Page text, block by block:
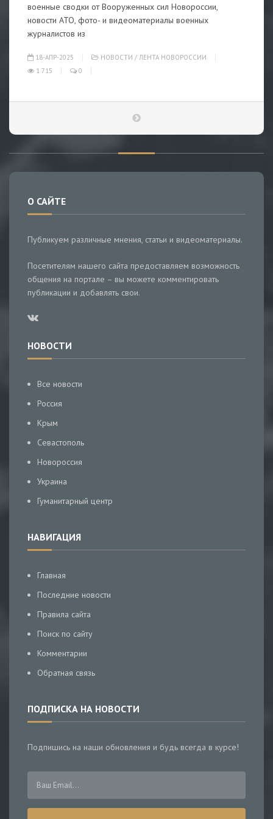
военные сводки от Вооруженных сил Новороссии,
новости АТО, фото- и видеоматериалы военных
журналистов из
18-АПР-2025 НОВОСТИ / ЛЕНТА НОВОРОССИИ
1 715
0
О САЙТЕ
Публикуем различные мнения, статьи и видеоматериалы.
Посетителям нашего сайта предоставляем возможность
общения на портале – вы можете комментировать
публикации и добавлять свои.
НОВОСТИ
Все новости
Россия
Крым
Севастополь
Новороссия
Украина
Гуманитарный центр
НАВИГАЦИЯ
Главная
Последние новости
Правила сайта
Поиск по сайту
Комментарии
Обратная связь
ПОДПИСКА НА НОВОСТИ
Подпишись на наши обновления и будь всегда в курсе!